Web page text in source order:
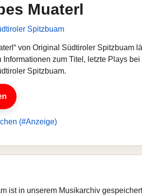
Muaterl
Spitzbuam
von Original Südtiroler Spitzbuam
Informationen zum Titel, letzte Plays
Spitzbuam.
(#Anzeige)
ist in unserem Musikarchiv